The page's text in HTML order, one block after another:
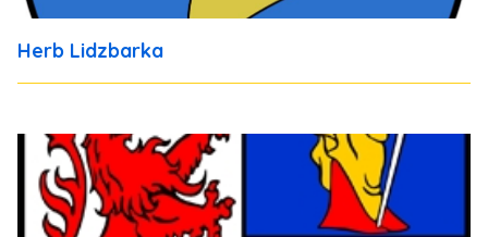
Herb Lidzbarka